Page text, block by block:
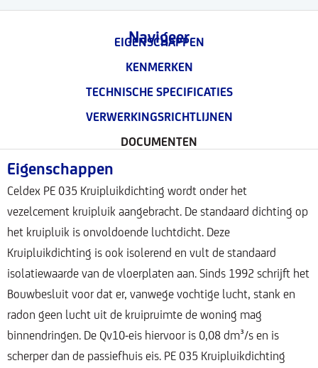
Navigeer
EIGENSCHAPPEN
KENMERKEN
TECHNISCHE SPECIFICATIES
VERWERKINGSRICHTLIJNEN
DOCUMENTEN
Eigenschappen
Celdex PE 035 Kruipluikdichting wordt onder het
vezelcement kruipluik aangebracht. De standaard dichting op
het kruipluik is onvoldoende luchtdicht. Deze
Kruipluikdichting is ook isolerend en vult de standaard
isolatiewaarde van de vloerplaten aan. Sinds 1992 schrijft het
Bouwbesluit voor dat er, vanwege vochtige lucht, stank en
radon geen lucht uit de kruipruimte de woning mag
binnendringen. De Qv10-eis hiervoor is 0,08 dm³/s en is
scherper dan de passiefhuis eis. PE 035 Kruipluikdichting